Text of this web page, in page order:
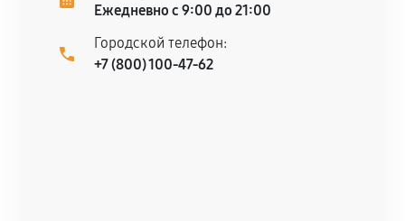
Ежедневно с 9:00 до 21:00
Городской телефон:
+7 (800) 100-47-62